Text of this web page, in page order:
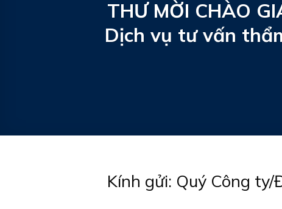
THƯ MỜI CHÀO
Dịch vụ tư vấn
Kính gửi: Quý Công